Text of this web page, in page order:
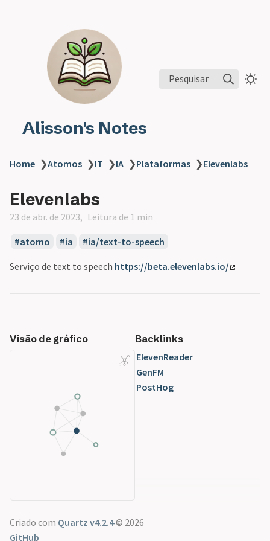
Alisson's Notes
Pesquisar
Home ❯Atomos ❯IT ❯IA ❯Plataformas ❯Elevenlabs
Elevenlabs
23 de abr. de 2023 Leitura de 1 min
atomo ia ia/text-to-speech
Serviço de text to speech https://beta.elevenlabs.io/
Visão de gráfico
Backlinks
ElevenReader
GenFM
PostHog
Criado com Quartz v4.2.4© 2026
GitHub